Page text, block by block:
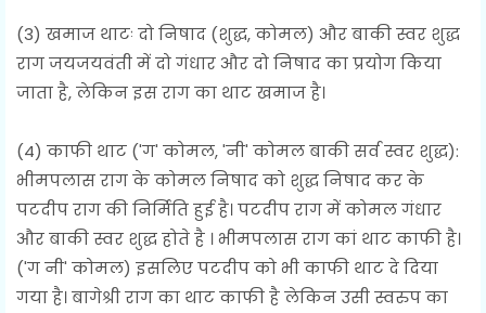
(3) खमाज थाटः दो निषाद (शुद्ध, कोमल) और बाकी स्वर शुद्ध
राग जयजयवंती में दो गंधार और दो निषाद का प्रयोग किया
जाता है, लेकिन इस राग का थाट खमाज है।
(4) काफी थाट ('ग' कोमल, 'नी' कोमल बाकी सर्व स्वर शुद्ध):
भीमपलास राग के कोमल निषाद को शुद्ध निषाद कर के
पटदीप राग की निर्मिति हुई है। पटदीप राग में कोमल गंधार
और बाकी स्वर शुद्ध होते है । भीमपलास राग कां थाट काफी है।
('ग नी' कोमल) इसलिए पटदीप को भी काफी थाट दे दिया
गया है। बागेश्री राग का थाट काफी है लेकिन उसी स्वरुप का